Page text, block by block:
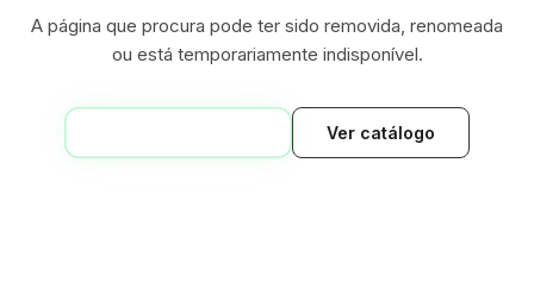
A página que procura pode ter sido removida, renomeada
ou está temporariamente indisponível.
Ver catálogo